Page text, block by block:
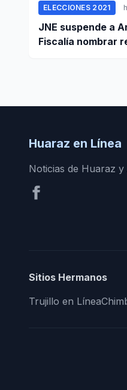
ELECCIONES 2021
JNE suspende a
Fiscalía nombrar
Huaraz en Línea
Noticias de Huaraz y
Sitios Hermanos
Trujillo en Línea